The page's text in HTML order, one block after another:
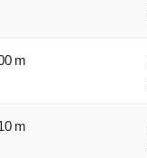
m
m